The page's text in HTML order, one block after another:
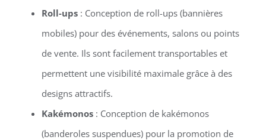
Roll-ups: Conception de roll-ups (bannières
mobiles) pour des événements, salons ou points
de vente. Ils sont facilement transportables et
permettent une visibilité maximale grâce à des
designs attractifs.
Kakémonos: Conception de kakémonos
(banderoles suspendues) pour la promotion de